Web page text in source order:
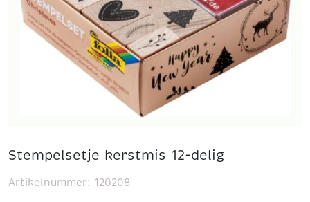
Stempelsetje kerstmis 12-delig
Artikelnummer: 120208